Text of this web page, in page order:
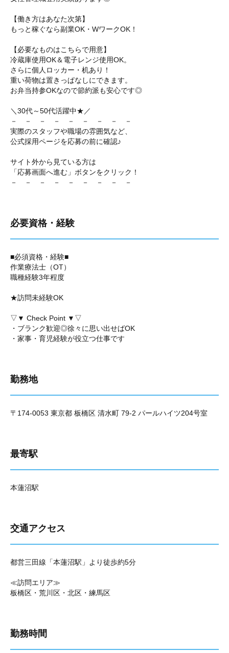
【働き方はあなた次第】
もっと稼ぐなら副業OK・WワークOK！
【必要なものはこちらで用意】
冷蔵庫使用OK＆電子レンジ使用OK。
さらに個人ロッカー・机あり！
重い荷物は置きっぱなしにできます。
お弁当持参OKなので節約派も安心です◎
＼30代～50代活躍中★／
－ － － － － － － － －
実際のスタッフや職場の雰囲気など、
公式採用ページを応募の前に確認♪
サイト外から見ている方は
「応募画面へ進む」ボタンをクリック！
－ － － － － － － － －
必要資格・経験
■必須資格・経験■
作業療法士（OT）
職種経験3年程度
★訪問未経験OK
▽▼ Check Point ▼▽
・ブランク歓迎◎徐々に思い出せばOK
・家事・育児経験が役立つ仕事です
勤務地
〒174-0053 東京都 板橋区 清水町 79-2 パールハイツ204号室
最寄駅
本蓮沼駅
交通アクセス
都営三田線「本蓮沼駅」より徒歩約5分
≪訪問エリア≫
板橋区・荒川区・北区・練馬区
勤務時間